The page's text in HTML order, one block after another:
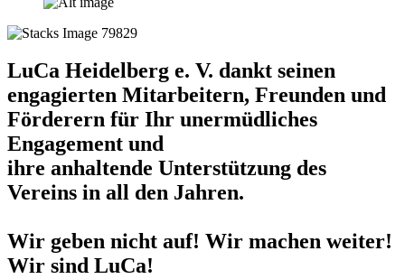
LuCa Heidelberg e. V. dankt seinen
engagierten Mitarbeitern, Freunden und
Förderern für Ihr unermüdliches
Engagement und
ihre anhaltende Unterstützung des
Vereins in all den Jahren.
Wir geben nicht auf! Wir machen weiter!
Wir sind LuCa!